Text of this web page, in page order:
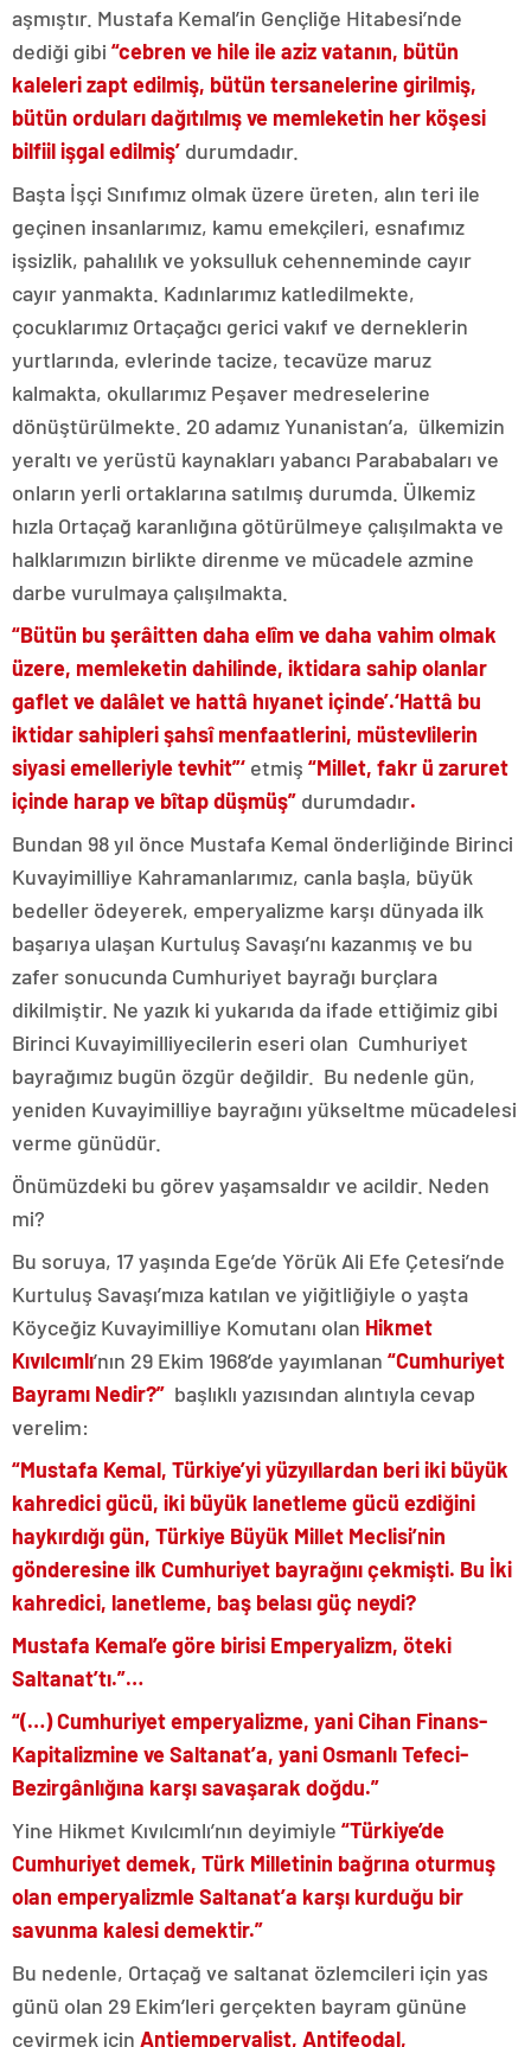
aşmıştır. Mustafa Kemal’in Gençliğe Hitabesi’nde
dediği gibi “cebren ve hile ile aziz vatanın, bütün
kaleleri zapt edilmiş, bütün tersanelerine girilmiş,
bütün orduları dağıtılmış ve memleketin her köşesi
bilfiil işgal edilmiş’ durumdadır.
Başta İşçi Sınıfımız olmak üzere üreten, alın teri ile
geçinen insanlarımız, kamu emekçileri, esnafımız
işsizlik, pahalılık ve yoksulluk cehenneminde cayır
cayır yanmakta. Kadınlarımız katledilmekte,
çocuklarımız Ortaçağcı gerici vakıf ve derneklerin
yurtlarında, evlerinde tacize, tecavüze maruz
kalmakta, okullarımız Peşaver medreselerine
dönüştürülmekte. 20 adamız Yunanistan’a, ülkemizin
yeraltı ve yerüstü kaynakları yabancı Parababaları ve
onların yerli ortaklarına satılmış durumda. Ülkemiz
hızla Ortaçağ karanlığına götürülmeye çalışılmakta ve
halklarımızın birlikte direnme ve mücadele azmine
darbe vurulmaya çalışılmakta.
“Bütün bu şerâitten daha elîm ve daha vahim olmak
üzere, memleketin dahilinde, iktidara sahip olanlar
gaflet ve dalâlet ve hattâ hıyanet içinde’.‘Hattâ bu
iktidar sahipleri şahsî menfaatlerini, müstevlilerin
siyasi emelleriyle tevhit”‘ etmiş “Millet, fakr ü zaruret
içinde harap ve bîtap düşmüş” durumdadır.
Bundan 98 yıl önce Mustafa Kemal önderliğinde Birinci
Kuvayimilliye Kahramanlarımız, canla başla, büyük
bedeller ödeyerek, emperyalizme karşı dünyada ilk
başarıya ulaşan Kurtuluş Savaşı’nı kazanmış ve bu
zafer sonucunda Cumhuriyet bayrağı burçlara
dikilmiştir. Ne yazık ki yukarıda da ifade ettiğimiz gibi
Birinci Kuvayimilliyecilerin eseri olan Cumhuriyet
bayrağımız bugün özgür değildir. Bu nedenle gün,
yeniden Kuvayimilliye bayrağını yükseltme mücadelesi
verme günüdür.
Önümüzdeki bu görev yaşamsaldır ve acildir. Neden
mi?
Bu soruya, 17 yaşında Ege’de Yörük Ali Efe Çetesi’nde
Kurtuluş Savaşı’mıza katılan ve yiğitliğiyle o yaşta
Köyceğiz Kuvayimilliye Komutanı olan Hikmet
Kıvılcımlı’nın 29 Ekim 1968’de yayımlanan “Cumhuriyet
Bayramı Nedir?” başlıklı yazısından alıntıyla cevap
verelim:
“Mustafa Kemal, Türkiye’yi yüzyıllardan beri iki büyük
kahredici gücü, iki büyük lanetleme gücü ezdiğini
haykırdığı gün, Türkiye Büyük Millet Meclisi’nin
gönderesine ilk Cumhuriyet bayrağını çekmişti. Bu İki
kahredici, lanetleme, baş belası güç neydi?
Mustafa Kemal’e göre birisi Emperyalizm, öteki
Saltanat’tı.”…
“(…)Cumhuriyet emperyalizme, yani Cihan Finans-
Kapitalizmine ve Saltanat’a, yani Osmanlı Tefeci-
Bezirgânlığına karşı savaşarak doğdu.”
Yine Hikmet Kıvılcımlı’nın deyimiyle “Türkiye’de
Cumhuriyet demek, Türk Milletinin bağrına oturmuş
olan emperyalizmle Saltanat’a karşı kurduğu bir
savunma kalesi demektir.”
Bu nedenle, Ortaçağ ve saltanat özlemcileri için yas
günü olan 29 Ekim’leri gerçekten bayram gününe
çevirmek için Antiemperyalist, Antifeodal,